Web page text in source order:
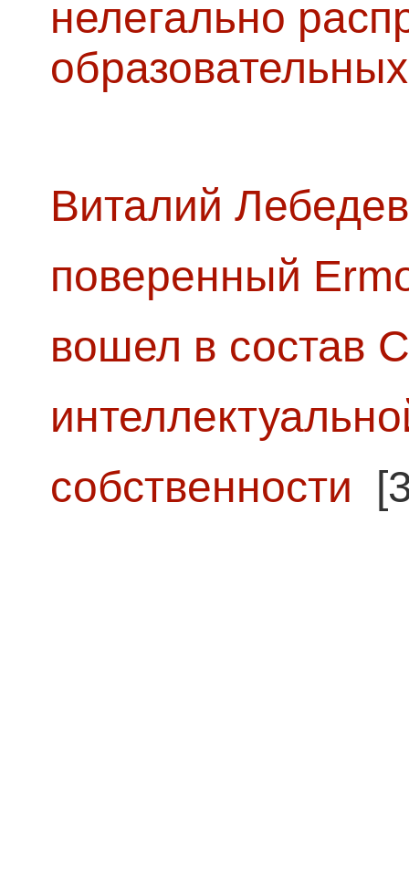
нелегально
Виталий
поверенный
вошел в состав
собственности